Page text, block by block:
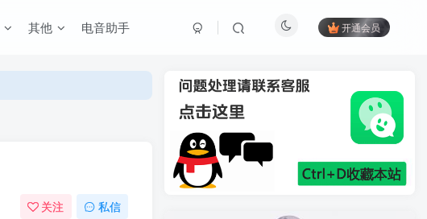
其他 电音助手 开通会员
关注 私信